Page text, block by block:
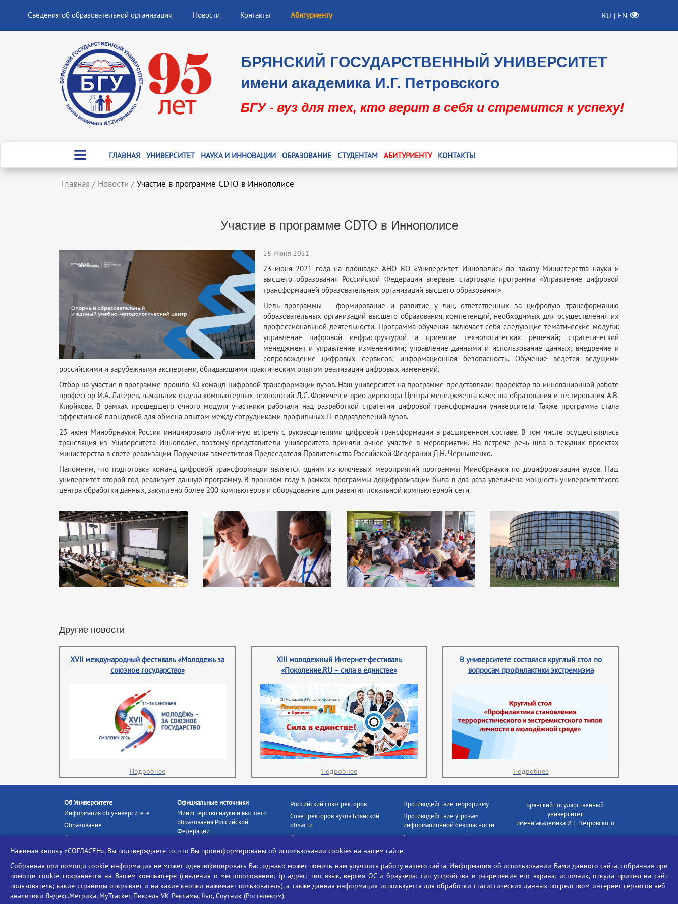
Сведения об образовательной организации Новости Контакты Абитуриенту RU | EN
БРЯНСКИЙ ГОСУДАРСТВЕННЫЙ УНИВЕРСИТЕТ
имени академика И.Г. Петровского
БГУ - вуз для тех, кто верит в себя и стремится к успеху!
ГЛАВНАЯ УНИВЕРСИТЕТ НАУКА И ИННОВАЦИИ ОБРАЗОВАНИЕ СТУДЕНТАМ АБИТУРИЕНТУ КОНТАКТЫ
Главная / Новости / Участие в программе CDTO в Иннополисе
Участие в программе CDTO в Иннополисе
28 Июня 2021
23 июня 2021 года на площадке АНО ВО «Университет Иннополис» по заказу Министерства науки и
высшего образования Российской Федерации впервые стартовала программа «Управление цифровой
трансформацией образовательных организаций высшего образования».
Цель программы – формирование и развитие у лиц, ответственных за цифровую трансформацию
образовательных организаций высшего образования, компетенций, необходимых для осуществления их
профессиональной деятельности. Программа обучения включает себя следующие тематические модули:
управление цифровой инфраструктурой и принятие технологических решений; стратегический
менеджмент и управление изменениями; управление данными и использование данных; внедрение и
сопровождение цифровых сервисов; информационная безопасность. Обучение ведется ведущими
российскими и зарубежными экспертами, обладающими практическим опытом реализации цифровых изменений.
Отбор на участие в программе прошло 30 команд цифровой трансформации вузов. Наш университет на программе представляли: проректор по инновационной работе
профессор И.А. Лагерев, начальник отдела компьютерных технологий Д.С. Фомичев и врио директора Центра менеджмента качества образования и тестирования А.В.
Клюйкова. В рамках прошедшего очного модуля участники работали над разработкой стратегии цифровой трансформации университета. Также программа стала
эффективной площадкой для обмена опытом между сотрудниками профильных IT-подразделений вузов.
23 июня Минобрнауки России инициировало публичную встречу с руководителями цифровой трансформации в расширенном составе. В том числе осуществлялась
трансляция из Университета Иннополис, поэтому представители университета приняли очное участие в мероприятии. На встрече речь шла о текущих проектах
министерства в свете реализации Поручения заместителя Председателя Правительства Российской Федерации Д.Н. Чернышенко.
Напомним, что подготовка команд цифровой трансформации является одним из ключевых мероприятий программы Минобрнауки по доцифровизации вузов. Наш
университет второй год реализует данную программу. В прошлом году в рамках программы доцифровизации была в два раза увеличена мощность университетского
центра обработки данных, закуплено более 200 компьютеров и оборудование для развития локальной компьютерной сети.
Другие новости
XVII международный фестиваль «Молодежь за
союзное государство»
Подробнее
XIII молодежный Интернет-фестиваль
«Поколение.RU – сила в единстве»
Подробнее
В университете состоялся круглый стол по
вопросам профилактики экстремизма
Подробнее
Об Университете
Информация об университете
Образование
Наука и инновации
Абитуриенту
Ассоциация выпускников
Центр тестирования
иностранных граждан
Официальные источники
Министерство науки и высшего
образования Российской
Федерации
Портал «Российское
образование»
Единое окно информационных
ресурсов
Единая коллекция цифровых
Российский союз ректоров
Совет ректоров вузов Брянской
области
Росстудцентр
Наши партнёры
Портал «Русский язык»
Учительская газета
Противодействие терроризму
Противодействие угрозам
информационной безопасности
Социальные ролики - Генеральная
БГУ против наркотиков
Брянский государственный
университет
имени академика И.Г. Петровского
Телефон: +7(4832)58-90-85
Нажимая кнопку «СОГЛАСЕН», Вы подтверждаете то, что Вы проинформированы об использовании cookies на нашем сайте.
Собранная при помощи cookie информация не может идентифицировать Вас, однако может помочь нам улучшить работу нашего сайта. Информация об использовании Вами данного сайта, собранная при
помощи cookie, сохраняется на Вашем компьютере (сведения о местоположении; ip-адрес; тип, язык, версия ОС и браузера; тип устройства и разрешение его экрана; источник, откуда пришел на сайт
пользователь; какие страницы открывает и на какие кнопки нажимает пользователь), а также данная информация используется для обработки статистических данных посредством интернет-сервисов веб-
аналитики Яндекс.Метрика, MyTracker, Пиксель VK Рекламы, Jivo, Спутник (Ростелеком).